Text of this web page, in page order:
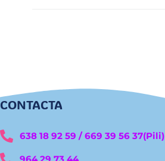
CONTACTA
638 18 92 59 / 669 39 56 37(Pili)